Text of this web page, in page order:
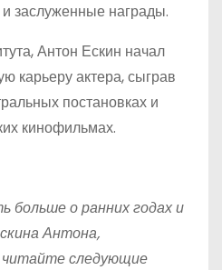
заслуженные награды.
Антон Ескин начал
карьеру актера, сыграв
постановках и
кинофильмах.
больше о ранних годах и
Антона,
следующие